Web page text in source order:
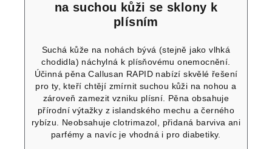
na suchou kůži se sklony k
plísním
Suchá kůže na nohách bývá (stejně jako vlhká
chodidla) náchylná k plísňovému onemocnění.
Účinná pěna Callusan RAPID nabízí skvělé řešení
pro ty, kteří chtějí zmírnit suchou kůži na nohou a
zároveň zamezit vzniku plísní. Pěna obsahuje
přírodní výtažky z islandského mechu a černého
rybízu. Neobsahuje clotrimazol, přidaná barviva ani
parfémy a navíc je vhodná i pro diabetiky.